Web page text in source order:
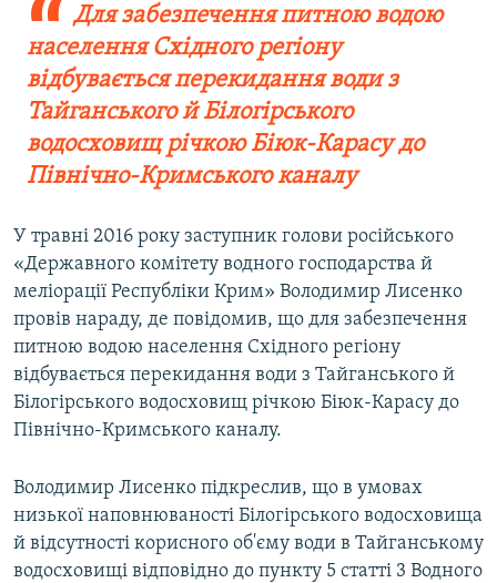
Для забезпечення питною водою
населення Східного регіону
відбувається перекидання води з
Тайганського й Білогірського
водосховищ річкою Біюк-Карасу до
Північно-Кримського каналу
У травні 2016 року заступник голови російського
«Державного комітету водного господарства й
меліорації Республіки Крим» Володимир Лисенко
провів нараду, де повідомив, що для забезпечення
питною водою населення Східного регіону
відбувається перекидання води з Тайганського й
Білогірського водосховищ річкою Біюк-Карасу до
Північно-Кримського каналу.
Володимир Лисенко підкреслив, що в умовах
низької наповнюваності Білогірського водосховища
й відсутності корисного об'єму води в Тайганському
водосховищі відповідно до пункту 5 статті 3 Водного